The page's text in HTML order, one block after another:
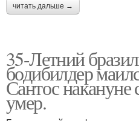
читать дальше →
35-Летний
бодибилдер
Сантос накануне
умер.